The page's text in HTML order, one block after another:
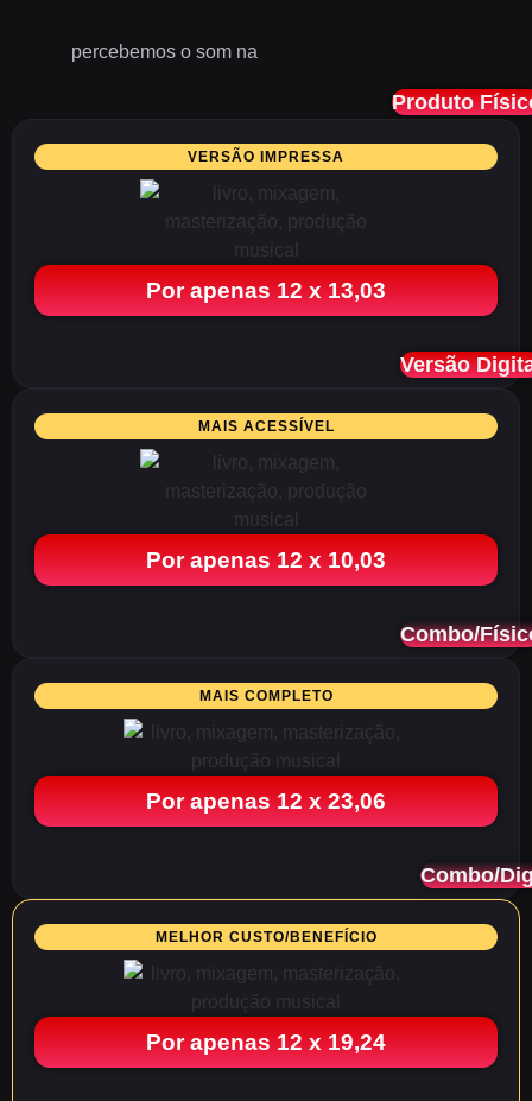
percebemos o som na
VERSÃO IMPRESSA
Produto
Por apenas 12 x 13,03
MAIS ACESSÍVEL
Versão
Por apenas 12 x 10,03
MAIS COMPLETO
Combo/
Por apenas 12 x 23,06
MELHOR CUSTO/BENEFÍCIO
Combo/
Por apenas 12 x 19,24